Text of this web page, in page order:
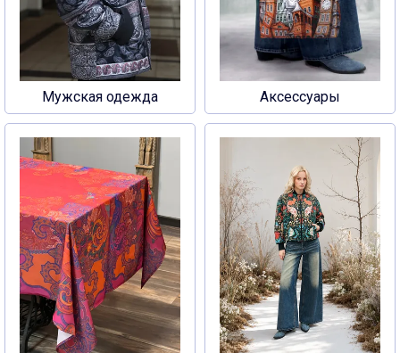
Мужская одежда Аксессуары